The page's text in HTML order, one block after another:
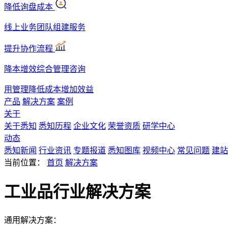
降低询盘成本
线上业务团队组建服务
提升协作流程
降本增效综合管理咨询
用管理降低成本增加效益
产品 解决方案 案例
关于
关于悉知 悉知历程 企业文化 荣誉资质 研学中心
动态
悉知新闻 行业资讯 专题报道 悉知图库 视频中心 常见问题 建
当前位置：
首页 解决方案
工业品行业解决方案
通用解决方案：